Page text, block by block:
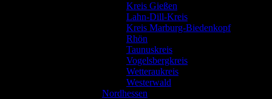
Kreis Gießen
Lahn-Dill-Kreis
Kreis Marburg-Biedenkopf
Rhön
Taunuskreis
Vogelsbergkreis
Wetteraukreis
Westerwald
Nordhessen